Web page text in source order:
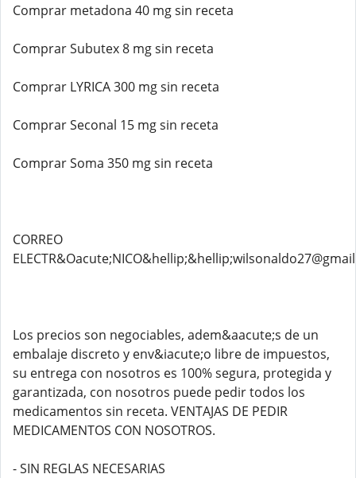
Comprar metadona 40 mg sin receta
Comprar Subutex 8 mg sin receta
Comprar LYRICA 300 mg sin receta
Comprar Seconal 15 mg sin receta
Comprar Soma 350 mg sin receta
CORREO
Los precios son negociables, adem&aacute;s de un
embalaje discreto y env&iacute;o libre de impuestos,
su entrega con nosotros es 100% segura, protegida y
garantizada, con nosotros puede pedir todos los
medicamentos sin receta. VENTAJAS DE PEDIR
MEDICAMENTOS CON NOSOTROS.
- SIN REGLAS NECESARIAS